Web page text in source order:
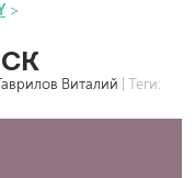
Гаврилов Виталий | Теги: